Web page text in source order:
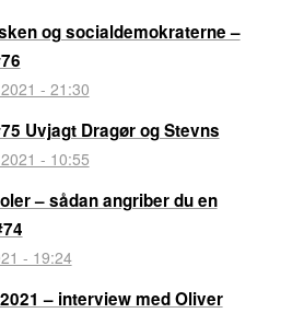
og socialdemokraterne –
- 21:30
Uvjagt Dragør og Stevns
- 10:55
– sådan angriber du en
- 19:24
– interview med Oliver